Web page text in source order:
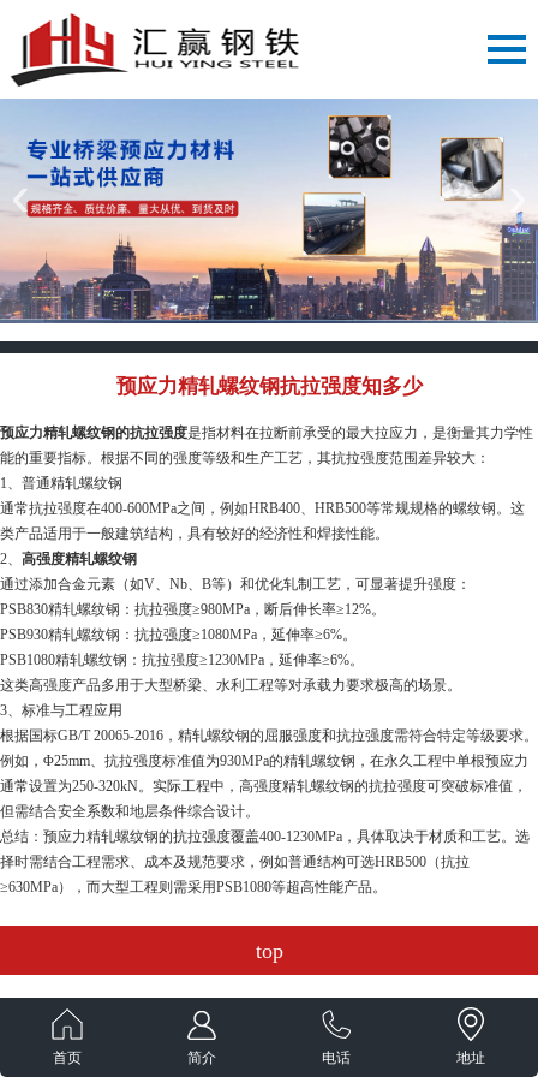
‹ ›
预应力精轧螺纹钢抗拉强度知多少
预应力精轧螺纹钢的抗拉强度是指材料在拉断前承受的最大拉应力，是衡量其力学性
能的重要指标。根据不同的强度等级和生产工艺，其抗拉强度范围差异较大：
1、普通精轧螺纹钢
通常抗拉强度在400-600MPa之间，例如HRB400、HRB500等常规规格的螺纹钢。这
类产品适用于一般建筑结构，具有较好的经济性和焊接性能。
2、 高强度精轧螺纹钢
通过添加合金元素（如V、Nb、B等）和优化轧制工艺，可显著提升强度：
PSB830精轧螺纹钢 ：抗拉强度≥980MPa，断后伸长率≥12%。
PSB930精轧螺纹钢 ：抗拉强度≥1080MPa，延伸率≥6%。
PSB1080精轧螺纹钢 ：抗拉强度≥1230MPa，延伸率≥6%。
这类高强度产品多用于大型桥梁、水利工程等对承载力要求极高的场景。
3、标准与工程应用
根据国标GB/T 20065-2016，精轧螺纹钢的屈服强度和抗拉强度需符合特定等级要求。
例如，Φ25mm、抗拉强度标准值为930MPa的精轧螺纹钢，在永久工程中单根预应力
通常设置为250-320kN。实际工程中，高强度精轧螺纹钢的抗拉强度可突破标准值，
但需结合安全系数和地层条件综合设计。
总结：预应力精轧螺纹钢的抗拉强度覆盖400-1230MPa，具体取决于材质和工艺。选
择时需结合工程需求、成本及规范要求，例如普通结构可选HRB500（抗拉
≥630MPa），而大型工程则需采用PSB1080等超高性能产品。
top
首页 简介 电话 地址